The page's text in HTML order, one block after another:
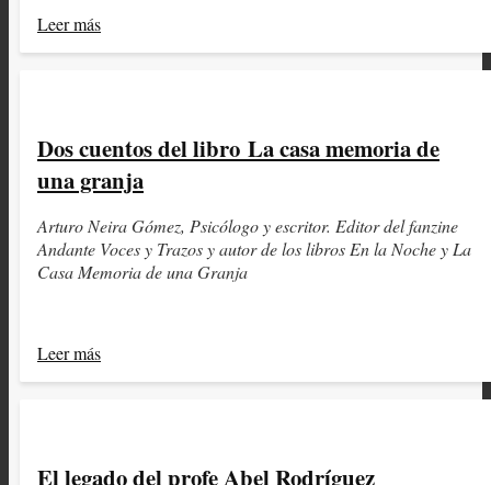
Leer más
Dos cuentos del libro La casa memoria de
una granja
Arturo Neira Gómez, Psicólogo y escritor. Editor del fanzine
Andante Voces y Trazos y autor de los libros En la Noche y La
Casa Memoria de una Granja
Leer más
El legado del profe Abel Rodríguez